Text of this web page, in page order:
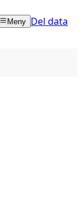
Meny Del data